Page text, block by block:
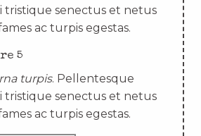
tristique senectus et netus
ac turpis egestas.
5
turpis. Pellentesque
tristique senectus et netus
ac turpis egestas.